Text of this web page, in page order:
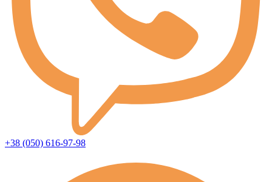
+38 (050) 616-97-98